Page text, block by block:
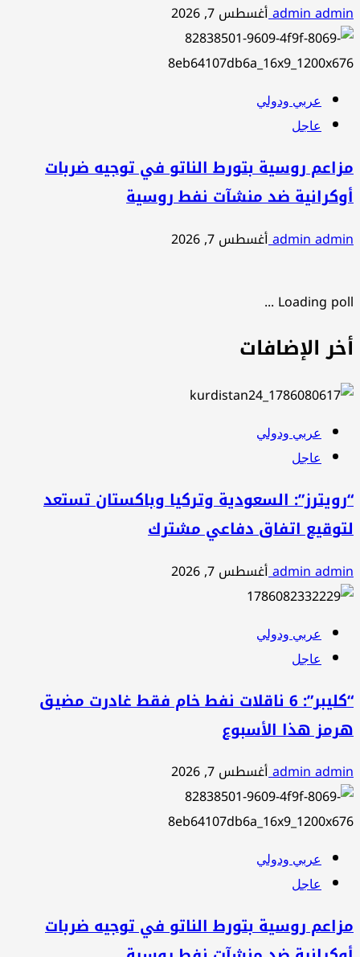
admin adminأغسطس 7, 2026
عربي ودولي
عاجل
مزاعم روسية بتورط الناتو في توجيه ضربات
أوكرانية ضد منشآت نفط روسية
admin adminأغسطس 7, 2026
Loading poll ...
أخر الإضافات
عربي ودولي
عاجل
“رويترز”: السعودية وتركيا وباكستان تستعد
لتوقيع اتفاق دفاعي مشترك
admin adminأغسطس 7, 2026
عربي ودولي
عاجل
“كليبر”: 6 ناقلات نفط خام فقط غادرت مضيق
هرمز هذا الأسبوع
admin adminأغسطس 7, 2026
عربي ودولي
عاجل
مزاعم روسية بتورط الناتو في توجيه ضربات